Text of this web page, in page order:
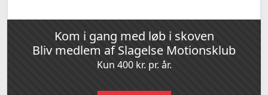
Kom i gang med løb i skoven
Bliv medlem af Slagelse Motionsklub
Kun 400 kr. pr. år.